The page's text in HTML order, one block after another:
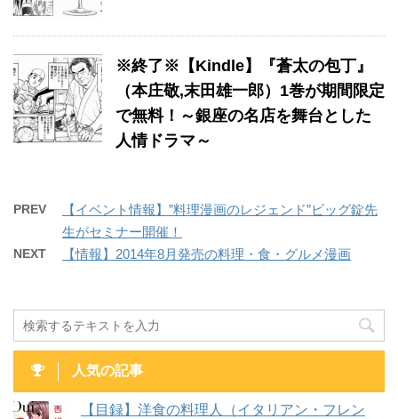
※終了※【Kindle】『蒼太の包丁』
（本庄敬,末田雄一郎）1巻が期間限定
で無料！～銀座の名店を舞台とした
人情ドラマ～
PREV
【イベント情報】”料理漫画のレジェンド”ビッグ錠先
生がセミナー開催！
NEXT 【情報】2014年8月発売の料理・食・グルメ漫画
人気の記事
【目録】洋食の料理人（イタリアン・フレン